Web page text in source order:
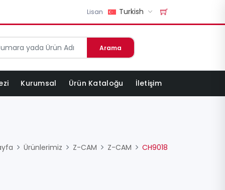
Lisan Turkish
Arama
Kurumsal Ürün Kataloğu İletişim
Ürünlerimiz Z-CAM Z-CAM CH9018